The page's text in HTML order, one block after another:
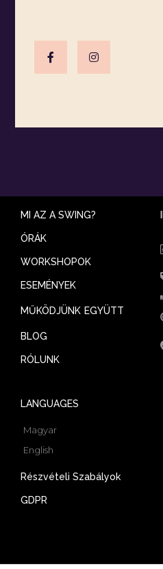
MI AZ A SWING?
ÓRÁK
WORKSHOPOK
ESEMÉNYEK
MŰKÖDJÜNK EGYÜTT
BLOG
RÓLUNK
LANGUAGES
Magyar
English
Részvételi Szabályok
GDPR